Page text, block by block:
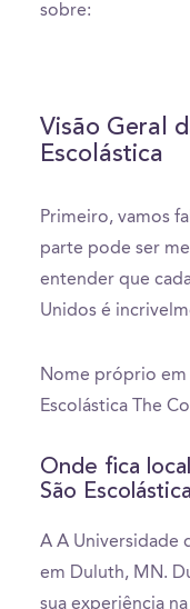
sobre:
Visão Geral
Escolástica
Primeiro, vamos
parte pode ser
entender que
Unidos é
Nome próprio em
Escolástica The
Onde fica
São
A A Universidade
em Duluth, MN.
sua experiência